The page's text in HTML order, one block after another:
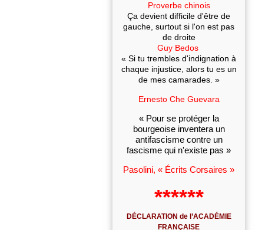
Proverbe chinois
Ça devient difficile d'être de
gauche, surtout si l'on est pas
de droite
Guy Bedos
« Si tu trembles d'indignation à
chaque injustice, alors tu es un
de mes camarades. »
Ernesto Che Guevara
« Pour se protéger la
bourgeoise inventera un
antifascisme contre un
fascisme qui n'existe pas »
Pasolini, « Écrits Corsaires »
******
DÉCLARATION de l’ACADÉMIE
FRANÇAISE